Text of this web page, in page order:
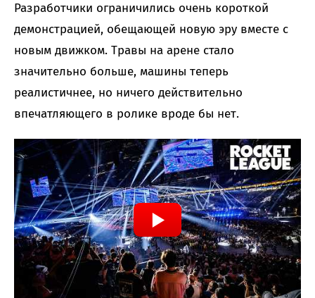
Разработчики ограничились очень короткой
демонстрацией, обещающей новую эру вместе с
новым движком. Травы на арене стало
значительно больше, машины теперь
реалистичнее, но ничего действительно
впечатляющего в ролике вроде бы нет.